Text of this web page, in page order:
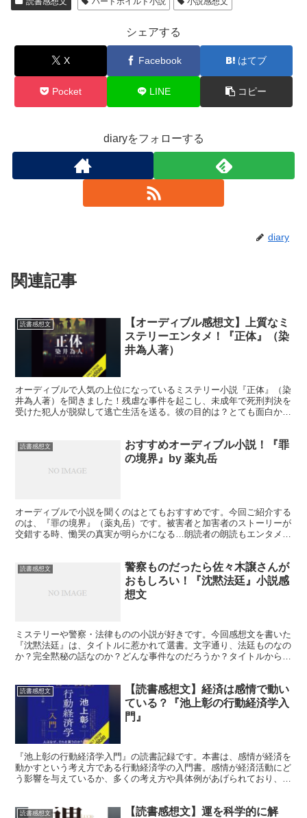
シェアする
X Facebook はてブ
Pocket LINE コピー
diaryをフォローする
diary
関連記事
読書感想文
【オーディブル感想文】上質なミ
ステリーエンタメ！『正体』（染
井為人著）
オーディブルで人気の上位になっているミステリー小説『正体』（染
井為人著）を聞きました！残虐な事件を起こし、未成年で死刑判決を
受けた犯人が脱獄して逃亡生活を送る。彼の目的は？とても面白かっ
読書感想文
おすすめオーディブル小説！『罪
の境界』by 薬丸岳
オーディブルで小説を聞くのはとてもおすすめです。今回ご紹介する
のは、『罪の境界』（薬丸岳）です。被害者と加害者のストーリーが
交錯する時、慟哭の真実が明らかになる…朗読者の朗読もエンタメ要
読書感想文
警察ものだったら佐々木譲さんが
おもしろい！『沈黙法廷』小説感
想文
ミステリーや警察・法律ものの小説が好きです。今回感想文を書いた
『沈黙法廷』は、タイトルに惹かれて選書。文字通り、法廷ものなの
か？完全黙秘の話なのか？どんな事件なのだろうか？タイトルから選
読書感想文
【読書感想文】経済は感情で動い
ている？『池上彰の行動経済学入
門』
『池上彰の行動経済学入門』の読書記録です。本書は、感情が経済を
動かすという考え方である行動経済学の入門書。感情が経済活動にど
う影響を与えているか、多くの考え方や具体例があげられており、入
読書感想文
【読書感想文】運を科学的に解